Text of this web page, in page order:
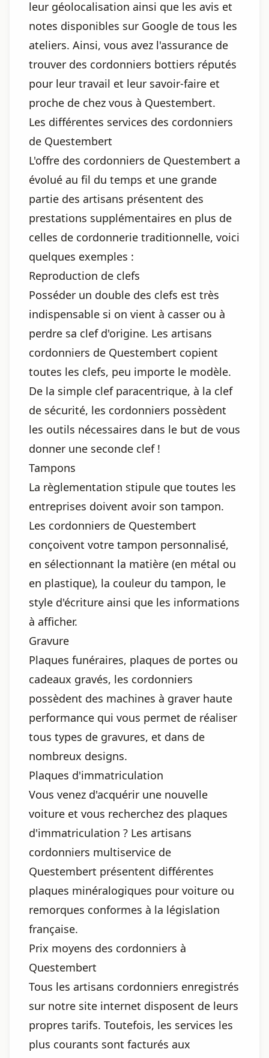
leur géolocalisation ainsi que les avis et
notes disponibles sur Google de tous les
ateliers. Ainsi, vous avez l'assurance de
trouver des cordonniers bottiers réputés
pour leur travail et leur savoir-faire et
proche de chez vous à Questembert.
Les différentes services des cordonniers
de Questembert
L'offre des cordonniers de Questembert a
évolué au fil du temps et une grande
partie des artisans présentent des
prestations supplémentaires en plus de
celles de cordonnerie traditionnelle, voici
quelques exemples :
Reproduction de clefs
Posséder un double des clefs est très
indispensable si on vient à casser ou à
perdre sa clef d'origine. Les artisans
cordonniers de Questembert copient
toutes les clefs, peu importe le modèle.
De la simple clef paracentrique, à la clef
de sécurité, les cordonniers possèdent
les outils nécessaires dans le but de vous
donner une seconde clef !
Tampons
La règlementation stipule que toutes les
entreprises doivent avoir son tampon.
Les cordonniers de Questembert
conçoivent votre tampon personnalisé,
en sélectionnant la matière (en métal ou
en plastique), la couleur du tampon, le
style d'écriture ainsi que les informations
à afficher.
Gravure
Plaques funéraires, plaques de portes ou
cadeaux gravés, les cordonniers
possèdent des machines à graver haute
performance qui vous permet de réaliser
tous types de gravures, et dans de
nombreux designs.
Plaques d'immatriculation
Vous venez d'acquérir une nouvelle
voiture et vous recherchez des plaques
d'immatriculation ? Les artisans
cordonniers multiservice de
Questembert présentent différentes
plaques minéralogiques pour voiture ou
remorques conformes à la législation
française.
Prix moyens des cordonniers à
Questembert
Tous les artisans cordonniers enregistrés
sur notre site internet disposent de leurs
propres tarifs. Toutefois, les services les
plus courants sont facturés aux